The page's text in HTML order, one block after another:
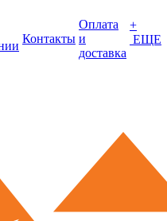
Контакты
Оплата
и
доставка
+
ЕЩЕ